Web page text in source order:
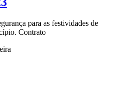
para as festividades de
Contrato